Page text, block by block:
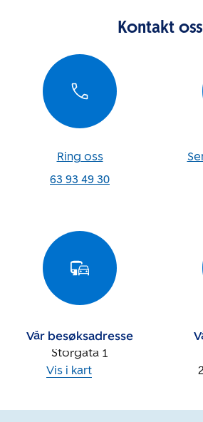
Kontakt oss
Ring oss
63 93 49 30
Vår besøksadresse
Storgata 1
Vis i kart